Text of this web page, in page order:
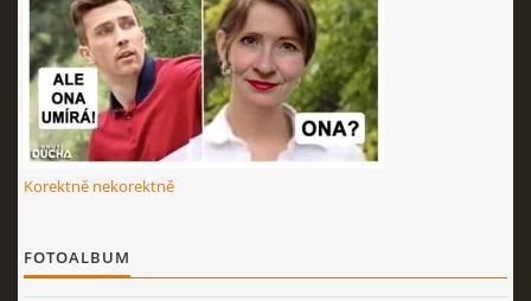
Korektně nekorektně
FOTOALBUM